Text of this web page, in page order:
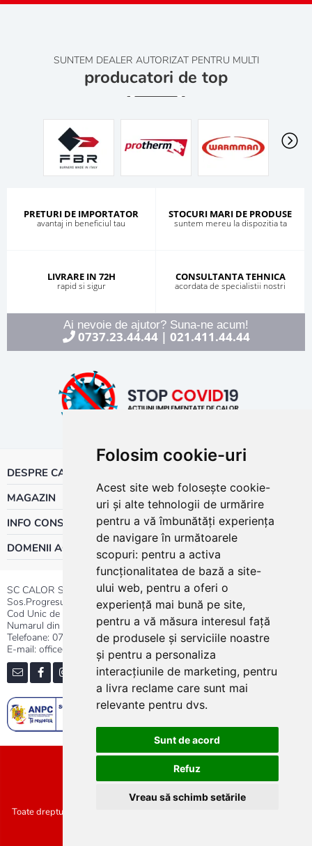
Folosim cookie-uri
Acest site web folosește cookie-
uri și alte tehnologii de urmărire
pentru a vă îmbunătăți experiența
de navigare în următoarele
scopuri: pentru a activa
funcționalitatea de bază a site-
ului web, pentru a oferi o
experiență mai bună pe site,
pentru a vă măsura interesul față
de produsele și serviciile noastre
și pentru a personaliza
interacțiunile de marketing, pentru
a livra reclame care sunt mai
relevante pentru dvs.
Sunt de acord
Refuz
Vreau să schimb setările
SUNTEM DEALER AUTORIZAT PENTRU MULTI
producatori de top
PRETURI DE IMPORTATOR
avantaj in beneficiul tau
STOCURI MARI DE PRODUSE
suntem mereu la dispozitia ta
LIVRARE IN 72H
rapid si sigur
CONSULTANTA TEHNICA
acordata de specialistii nostri
Ai nevoie de ajutor? Suna-ne acum!
0737.23.44.44| 021.411.44.44
DESPRE CALOR
MAGAZIN
INFO CONSUMATOR
DOMENII ACTIVITATE
SC CALOR SRL
Sos.Progresului nr.30-40, Sector 5, Bucuresti
Cod Unic de Inregistrare: RO 3004724
Numarul din Registrul Comertului:J40/13176/1991
Telefoane: 0737.23.44.44|021.411.44.44
E-mail: office@calor.ro
Toate drepturile rezervate SC Calor SRL :: Copyright 2021 :: Realizat de